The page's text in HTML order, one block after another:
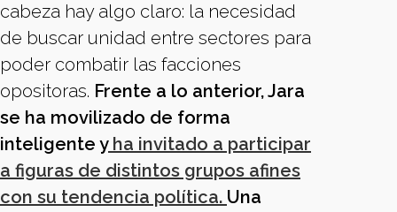
cabeza hay algo claro: la necesidad
de buscar unidad entre sectores para
poder combatir las facciones
opositoras. Frente a lo anterior, Jara
se ha movilizado de forma
inteligente yha invitado a participar
a figuras de distintos grupos afines
con su tendencia política. Una